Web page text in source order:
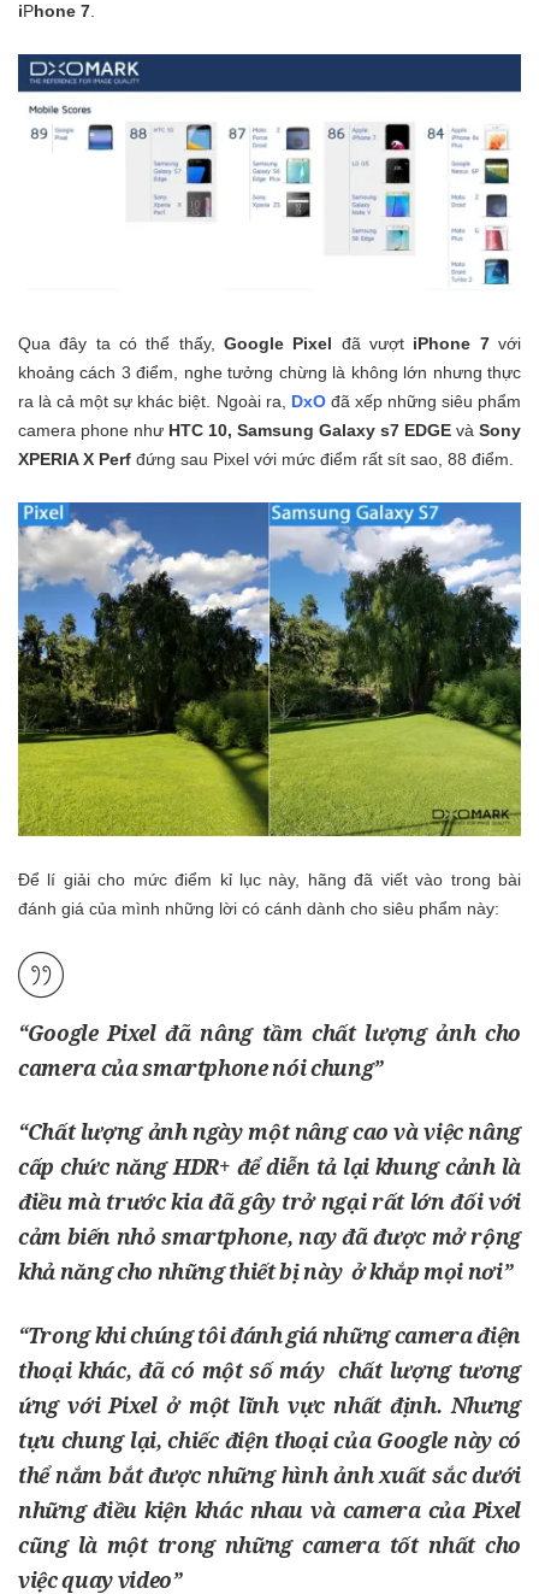
iPhone 7.
Qua đây ta có thể thấy, Google Pixel đã vượt iPhone 7với
khoảng cách 3 điểm, nghe tưởng chừng là không lớn nhưng thực
ra là cả một sự khác biệt. Ngoài ra, DxOđã xếp những siêu phẩm
camera phone như HTC 10, Samsung Galaxy s7 EDGE và Sony
XPERIA X Perf đứng sau Pixel với mức điểm rất sít sao, 88 điểm.
Để lí giải cho mức điểm kỉ lục này, hãng đã viết vào trong bài
đánh giá của mình những lời có cánh dành cho siêu phẩm này:
“Google Pixelđã nâng tầm chất lượng ảnh cho
camera của smartphone nói chung”
“Chất lượng ảnh ngày một nâng cao và việc nâng
cấp chức năng HDR+ để diễn tả lại khung cảnh là
điều mà trước kia đã gây trở ngại rất lớn đối với
cảm biến nhỏ smartphone, nay đã được mở rộng
khả năng cho những thiết bị này ở khắp mọi nơi”
“Trong khi chúng tôi đánh giá những camera điện
thoại khác, đã có một số máy chất lượng tương
ứng với Pixel ở một lĩnh vực nhất định. Nhưng
tựu chung lại, chiếc điện thoại của Google này có
thể nắm bắt được những hình ảnh xuất sắc dưới
những điều kiện khác nhau và camera của Pixel
cũng là một trong những camera tốt nhất cho
việc quay video”